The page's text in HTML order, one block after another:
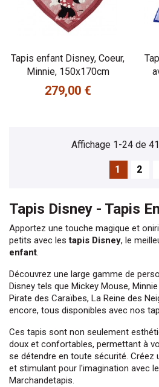
Tapis enfant Disney, Coeur,
Minnie, 150x170cm
Prix
279,00 €
Affichage 1-24 de
1 2
Tapis Disney - Tapis
Apportez une touche magique et
petits avec les tapis Disney, le
enfant.
Découvrez une large gamme de
Disney tels que Mickey Mouse,
Pirate des Caraïbes, La Reine des
encore, tous disponibles avec nos
Ces tapis sont non seulement
doux et confortables, permettant à
se détendre en toute sécurité. Créez
et stimulant pour l'imagination avec
Marchandetapis.